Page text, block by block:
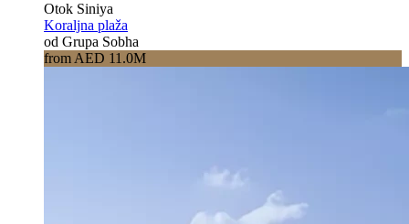
Otok Siniya
Koraljna plaža
od Grupa Sobha
from AED 11.0M